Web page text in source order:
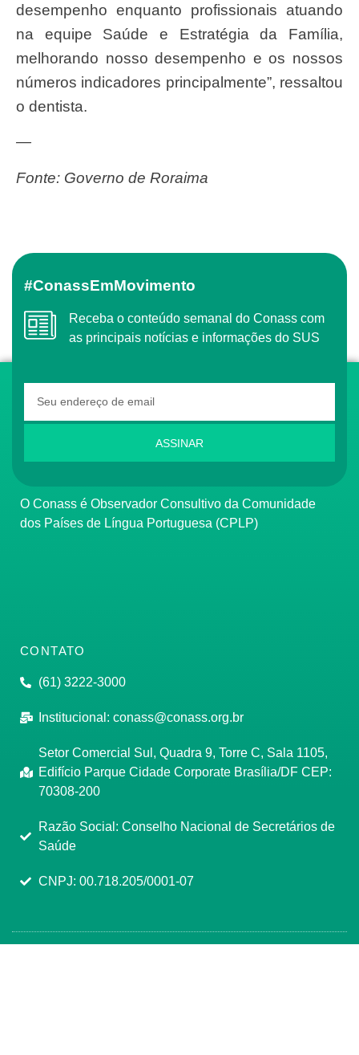
desempenho enquanto profissionais atuando
na equipe Saúde e Estratégia da Família,
melhorando nosso desempenho e os nossos
números indicadores principalmente”, ressaltou
o dentista.
—
Fonte: Governo de Roraima
#ConassEmMovimento
Receba o conteúdo semanal do Conass com
as principais notícias e informações do SUS
ASSINAR
O Conass é Observador Consultivo da Comunidade
dos Países de Língua Portuguesa (CPLP)
CONTATO
(61) 3222-3000
Institucional: conass@conass.org.br
Setor Comercial Sul, Quadra 9, Torre C, Sala 1105,
Edifício Parque Cidade Corporate Brasília/DF CEP:
70308-200
Razão Social: Conselho Nacional de Secretários de
Saúde
CNPJ: 00.718.205/0001-07